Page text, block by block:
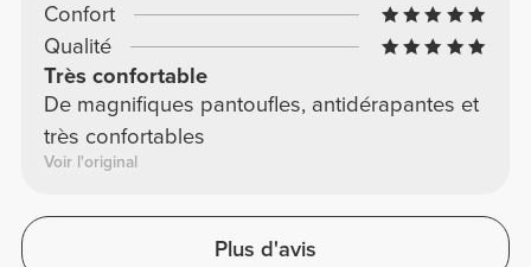
Confort
Qualité
Très confortable
De magnifiques pantoufles, antidérapantes et
très confortables
Voir l'original
Plus d'avis